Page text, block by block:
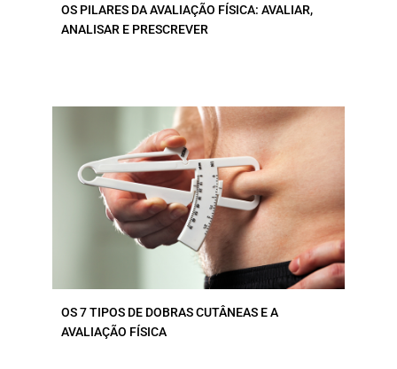
OS PILARES DA AVALIAÇÃO FÍSICA: AVALIAR,
ANALISAR E PRESCREVER
OS 7 TIPOS DE DOBRAS CUTÂNEAS E A
AVALIAÇÃO FÍSICA